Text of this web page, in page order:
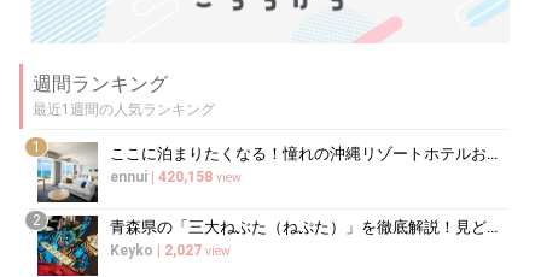
週間ランキング
最近1週間の人気ランキング
1 ここに泊まりたくなる！憧れの沖縄リゾートホテルおすすめランキングを要チェック
ennui 420,158 view
2 青森県の「三大ねぶた（ねぷた）」を徹底解説！見どころ&おすすめ宿ガイド
Keyko 2,027 view